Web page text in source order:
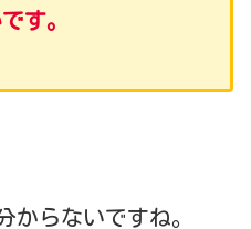
す。
からないですね。